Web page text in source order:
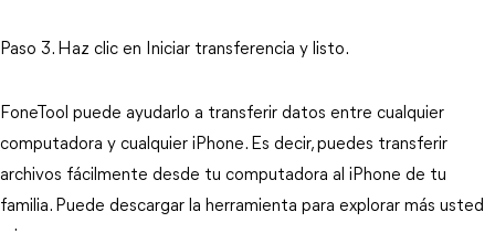
Paso 3. Haz clic en Iniciar transferencia y listo.
FoneTool puede ayudarlo a transferir datos entre cualquier
computadora y cualquier iPhone. Es decir, puedes transferir
archivos fácilmente desde tu computadora al iPhone de tu
familia. Puede descargar la herramienta para explorar más usted